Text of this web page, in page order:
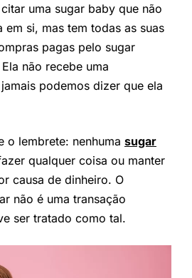
uma sugar baby que não
em si, mas tem todas as suas
pagas pelo sugar
não recebe uma
jamais podemos dizer que ela
o lembrete: nenhuma sugar
qualquer coisa ou manter
causa de dinheiro. O
não é uma transação
ser tratado como tal.